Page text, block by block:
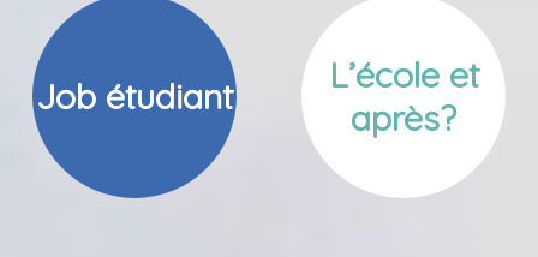
Job étudiant
L’école et
après?